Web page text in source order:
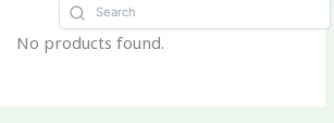
No products found.